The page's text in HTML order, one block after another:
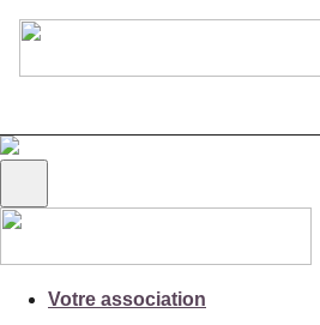
Votre association